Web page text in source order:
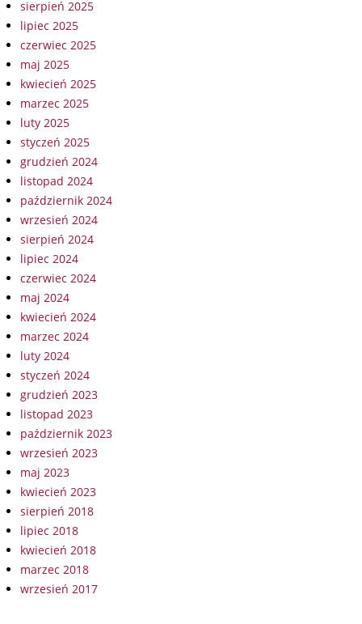
sierpień 2025
lipiec 2025
czerwiec 2025
maj 2025
kwiecień 2025
marzec 2025
luty 2025
styczeń 2025
grudzień 2024
listopad 2024
październik 2024
wrzesień 2024
sierpień 2024
lipiec 2024
czerwiec 2024
maj 2024
kwiecień 2024
marzec 2024
luty 2024
styczeń 2024
grudzień 2023
listopad 2023
październik 2023
wrzesień 2023
maj 2023
kwiecień 2023
sierpień 2018
lipiec 2018
kwiecień 2018
marzec 2018
wrzesień 2017